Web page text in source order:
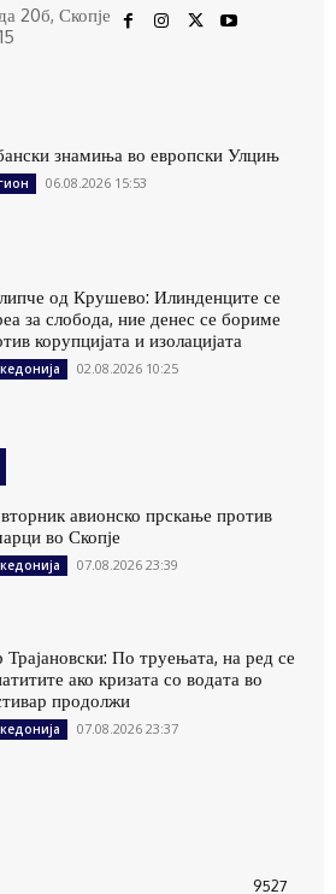
20б, Скопје
знамиња во европски Улцињ
06.08.2026 15:53
од Крушево: Илинденците се
за слобода, ние денес се бориме
корупцијата и изолацијата
02.08.2026 10:25
авионско прскање против
во Скопје
07.08.2026 23:39
Трајановски: По труењата, на ред се
ако кризата со водата во
продолжи
07.08.2026 23:37
9527